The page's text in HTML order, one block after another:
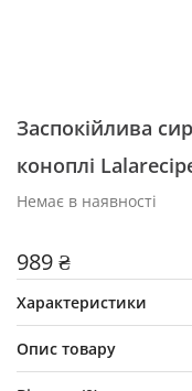
Заспокійлива
коноплі
Немає в наявності
989 ₴
Характеристики
Опис товару